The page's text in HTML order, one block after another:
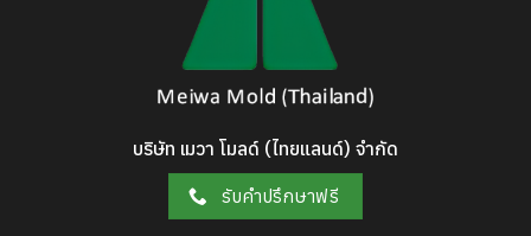
บริษัท เมวา โมลด์ (ไทยแลนด์) จำกัด
รับคำปรึกษาฟรี